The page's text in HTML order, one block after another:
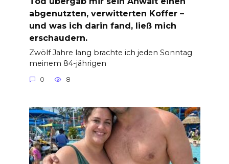
abgenutzten, verwitterten Koffer –
und was ich darin fand, ließ mich
erschaudern.
Zwölf Jahre lang brachte ich jeden Sonntag
meinem 84-jährigen
0 8